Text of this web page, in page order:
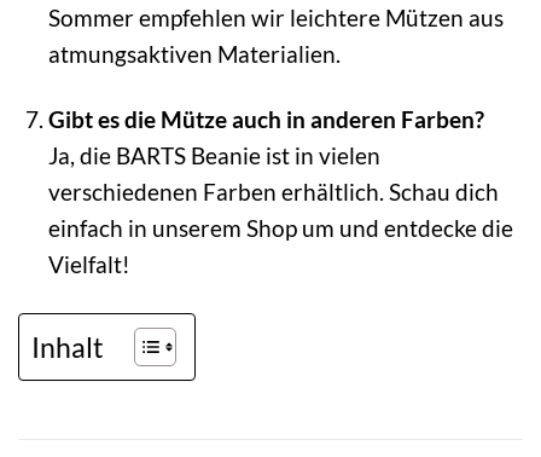
Sommer empfehlen wir leichtere Mützen aus
atmungsaktiven Materialien.
Gibt es die Mütze auch in anderen Farben?
Ja, die BARTS Beanie ist in vielen
verschiedenen Farben erhältlich. Schau dich
einfach in unserem Shop um und entdecke die
Vielfalt!
Inhalt